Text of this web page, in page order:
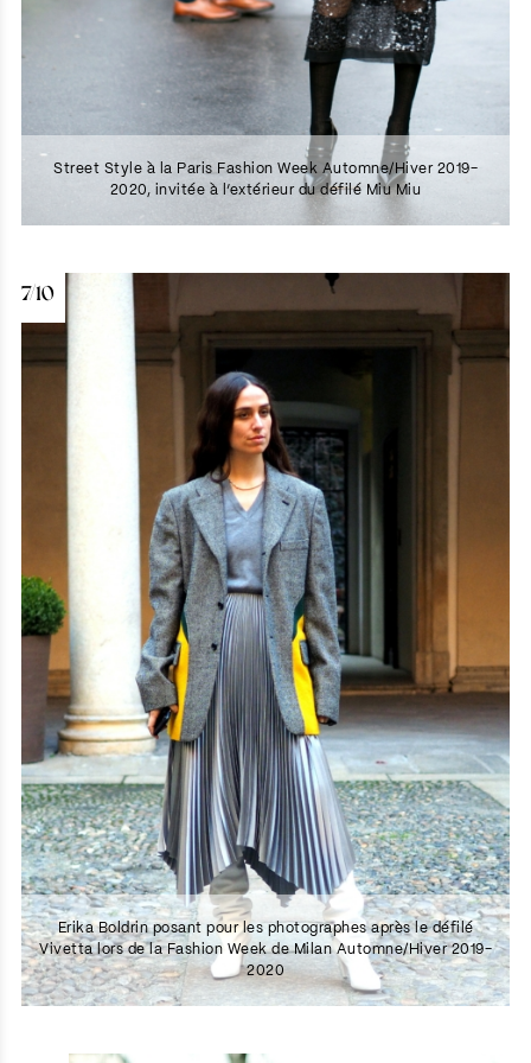
Street Style à la Paris Fashion Week Automne/Hiver 2019-
2020, invitée à l’extérieur du défilé Miu Miu
7/10
Erika Boldrin posant pour les photographes après le défilé
Vivetta lors de la Fashion Week de Milan Automne/Hiver 2019-
2020